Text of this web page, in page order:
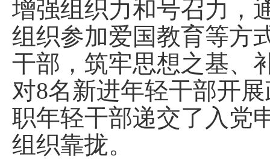
增强组织力和号召力，
组织参加爱国教育等方
干部，筑牢思想之基、
对8名新进年轻干部开
职年轻干部递交了入党
组织靠拢。